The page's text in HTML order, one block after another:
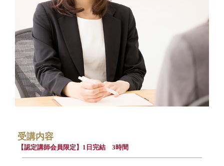
受講内容
【認定講師会員限定】1日完結 3時間